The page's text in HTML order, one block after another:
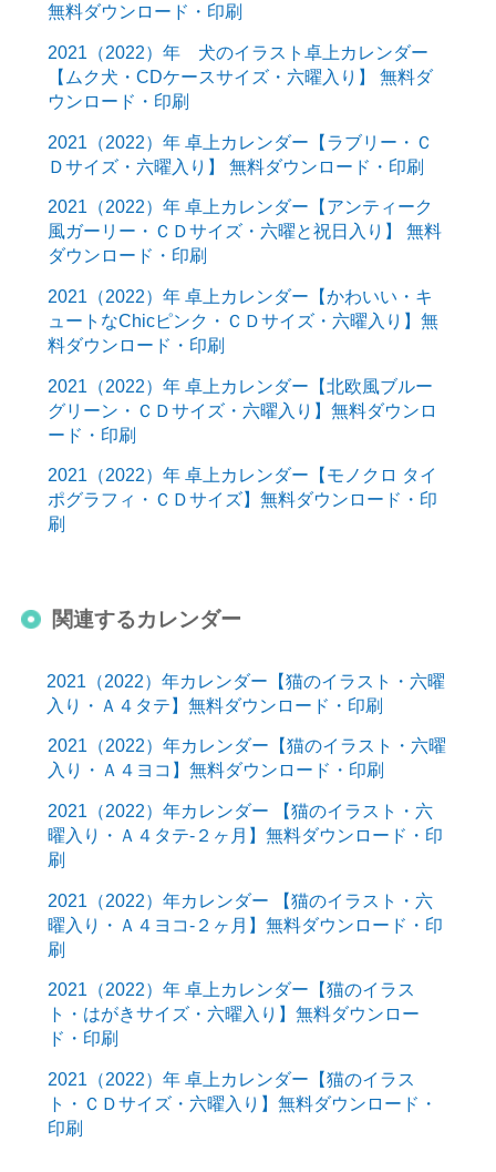
無料ダウンロード・印刷
2021（2022）年 犬のイラスト卓上カレンダー
【ムク犬・CDケースサイズ・六曜入り】 無料ダ
ウンロード・印刷
2021（2022）年 卓上カレンダー【ラブリー・Ｃ
Ｄサイズ・六曜入り】 無料ダウンロード・印刷
2021（2022）年 卓上カレンダー【アンティーク
風ガーリー・ＣＤサイズ・六曜と祝日入り】 無料
ダウンロード・印刷
2021（2022）年 卓上カレンダー【かわいい・キ
ュートなChicピンク・ＣＤサイズ・六曜入り】無
料ダウンロード・印刷
2021（2022）年 卓上カレンダー【北欧風ブルー
グリーン・ＣＤサイズ・六曜入り】無料ダウンロ
ード・印刷
2021（2022）年 卓上カレンダー【モノクロ タイ
ポグラフィ・ＣＤサイズ】無料ダウンロード・印
刷
関連するカレンダー
2021（2022）年カレンダー【猫のイラスト・六曜
入り・Ａ４タテ】無料ダウンロード・印刷
2021（2022）年カレンダー【猫のイラスト・六曜
入り・Ａ４ヨコ】無料ダウンロード・印刷
2021（2022）年カレンダー 【猫のイラスト・六
曜入り・Ａ４タテ-２ヶ月】無料ダウンロード・印
刷
2021（2022）年カレンダー 【猫のイラスト・六
曜入り・Ａ４ヨコ-２ヶ月】無料ダウンロード・印
刷
2021（2022）年 卓上カレンダー【猫のイラス
ト・はがきサイズ・六曜入り】無料ダウンロー
ド・印刷
2021（2022）年 卓上カレンダー【猫のイラス
ト・ＣＤサイズ・六曜入り】無料ダウンロード・
印刷